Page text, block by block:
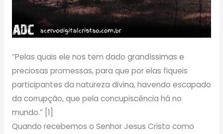
“Pelas quais ele nos tem dado grandíssimas e
preciosas promessas, para que por elas fiqueis
participantes da natureza divina, havendo escapado
da corrupção, que pela concupiscência há no
mundo.” [1]
Quando recebemos o Senhor Jesus Cristo como